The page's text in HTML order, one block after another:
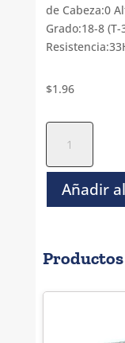
de Cabeza:0
Grado:18-8
$1.96
Socket
Inoxidable
304
Estandar
32
3/4"
Añadir